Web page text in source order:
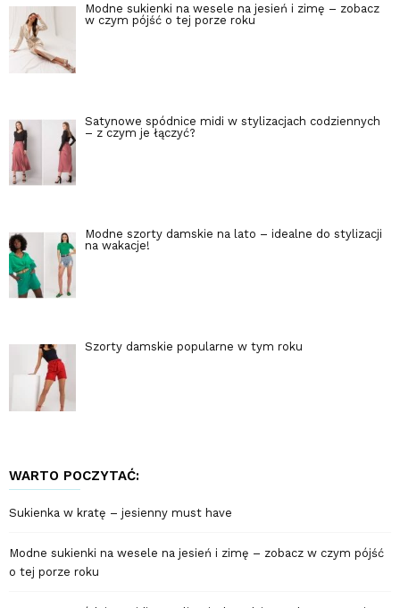
Modne sukienki na wesele na jesień i zimę – zobacz
w czym pójść o tej porze roku
Satynowe spódnice midi w stylizacjach codziennych
– z czym je łączyć?
Modne szorty damskie na lato – idealne do stylizacji
na wakacje!
Szorty damskie popularne w tym roku
WARTO POCZYTAĆ:
Sukienka w kratę – jesienny must have
Modne sukienki na wesele na jesień i zimę – zobacz w czym pójść
o tej porze roku